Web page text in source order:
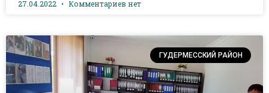
27.04.2022 Комментариев нет
ГУДЕРМЕССКИЙ РАЙОН